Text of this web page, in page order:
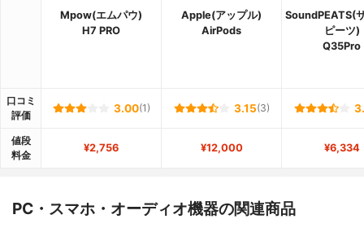
Mpow(エムパウ)
H7 PRO
Apple(アップル)
AirPods
SoundPEATS(
ピーツ)
Q35Pro
口コミ
評価
3.00(1) 3.15(3)
値段
料金
¥2,756 ¥12,000 ¥6,334
PC・スマホ・オーディオ機器の関連商品